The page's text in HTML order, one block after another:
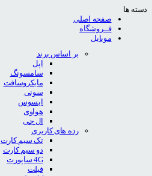
دسته ها
صفحه اصلی
فــروشگاه
موبایل
بر اساس برند
اپل
سامسونگ
مایکروسافت
سونی
ایسوس
هواوی
ال جی
رده های کاربری
تک سیم کارت
دو سیم کارت
4G ساپورت
فبلت